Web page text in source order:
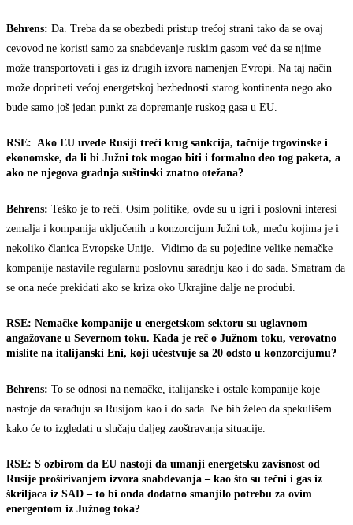
Behrens: Da. Treba da se obezbedi pristup trećoj strani tako da se ovaj
cevovod ne koristi samo za snabdevanje ruskim gasom već da se njime
može transportovati i gas iz drugih izvora namenjen Evropi. Na taj način
može doprineti većoj energetskoj bezbednosti starog kontinenta nego ako
bude samo još jedan punkt za dopremanje ruskog gasa u EU.
RSE: Ako EU uvede Rusiji treći krug sankcija, tačnije trgovinske i
ekonomske, da li bi Južni tok mogao biti i formalno deo tog paketa, a
ako ne njegova gradnja suštinski znatno otežana?
Behrens: Teško je to reći. Osim politike, ovde su u igri i poslovni interesi
zemalja i kompanija uključenih u konzorcijum Južni tok, među kojima je i
nekoliko članica Evropske Unije. Vidimo da su pojedine velike nemačke
kompanije nastavile regularnu poslovnu saradnju kao i do sada. Smatram da
se ona neće prekidati ako se kriza oko Ukrajine dalje ne produbi.
RSE: Nemačke kompanije u energetskom sektoru su uglavnom
angažovane u Severnom toku. Kada je reč o Južnom toku, verovatno
mislite na italijanski Eni, koji učestvuje sa 20 odsto u konzorcijumu?
Behrens: To se odnosi na nemačke, italijanske i ostale kompanije koje
nastoje da sarađuju sa Rusijom kao i do sada. Ne bih želeo da spekulišem
kako će to izgledati u slučaju daljeg zaoštravanja situacije.
RSE: S ozbirom da EU nastoji da umanji energetsku zavisnost od
Rusije proširivanjem izvora snabdevanja – kao što su tečni i gas iz
škriljaca iz SAD – to bi onda dodatno smanjilo potrebu za ovim
energentom iz Južnog toka?